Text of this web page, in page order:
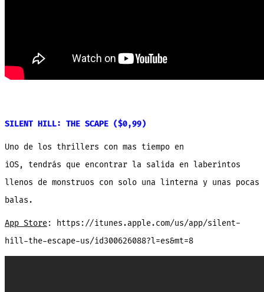
SILENT HILL: THE SCAPE ($0,99)
Uno de los thrillers con mas tiempo en
iOS, tendrás que encontrar la salida en laberintos
llenos de monstruos con solo una linterna y unas pocas
balas.
App Store: https://itunes.apple.com/us/app/silent-
hill-the-escape-us/id300626088?l=es&mt=8